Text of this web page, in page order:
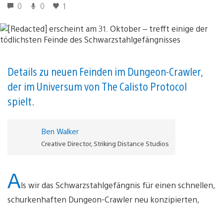
0 0 1
Details zu neuen Feinden im Dungeon-Crawler,
der im Universum von The Calisto Protocol
spielt.
Ben Walker
Creative Director, Striking Distance Studios
Als wir das Schwarzstahlgefängnis für einen schnellen,
schurkenhaften Dungeon-Crawler neu konzipierten,